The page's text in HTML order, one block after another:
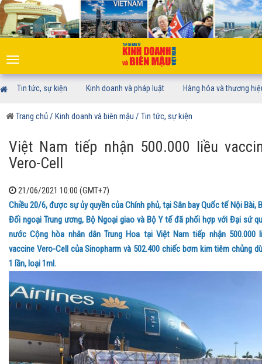
Toggle
navigation
Tin tức, sự kiện Kinh doanh và pháp luật Hàng hóa và thương
Trang chủ/ Kinh doanh và biên mậu / Tin tức, sự kiện
Việt Nam tiếp nhận 500.000 liều
Vero-Cell
21/06/2021 10:00 (GMT+7)
Chiều 20/6, được sự ủy quyền của Chính phủ, tại Sân bay Quốc tế Nội Bài,
Đối ngoại Trung ương, Bộ Ngoại giao và Bộ Y tế đã phối hợp với Đại sứ
nước Cộng hòa nhân dân Trung Hoa tại Việt Nam tiếp nhận 500.000
vaccine Vero-Cell của Sinopharm và 502.400 chiếc bơm kim tiêm chủng
1 lần, loại 1ml.